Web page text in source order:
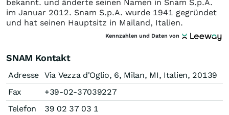
bekannt. und änderte seinen Namen in Snam S.p.A.
im Januar 2012. Snam S.p.A. wurde 1941 gegründet
und hat seinen Hauptsitz in Mailand, Italien.
Kennzahlen und Daten von
SNAM Kontakt
Adresse Via Vezza d'Oglio, 6, Milan, MI, Italien, 20139
Fax
+39-02-37039227
Telefon
39 02 37 03 1